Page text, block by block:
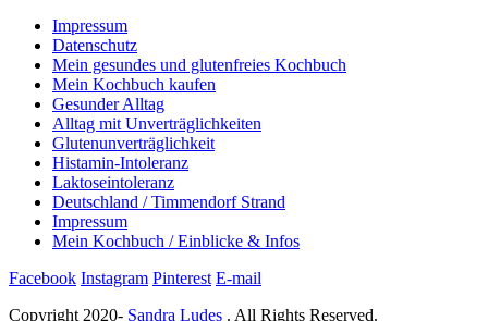
Impressum
Datenschutz
Mein gesundes und glutenfreies Kochbuch
Mein Kochbuch kaufen
Gesunder Alltag
Alltag mit Unverträglichkeiten
Glutenunverträglichkeit
Histamin-Intoleranz
Laktoseintoleranz
Deutschland / Timmendorf Strand
Impressum
Mein Kochbuch / Einblicke & Infos
Facebook Instagram Pinterest E-mail
Copyright 2020- Sandra Ludes . All Rights Reserved.